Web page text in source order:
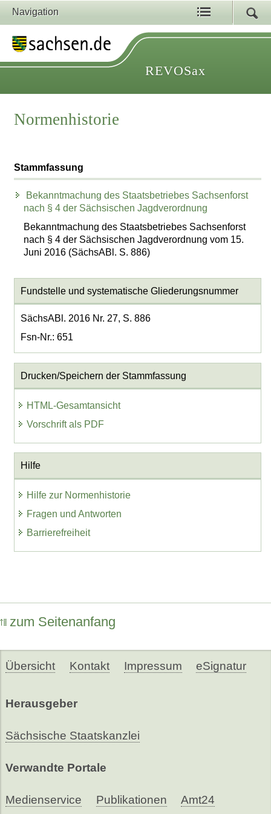
Navigation
REVOSax
Normenhistorie
Stammfassung
Bekanntmachung des Staatsbetriebes Sachsenforst
nach § 4 der Sächsischen Jagdverordnung
Bekanntmachung des Staatsbetriebes Sachsenforst
nach § 4 der Sächsischen Jagdverordnung vom 15.
Juni 2016 (SächsABl. S. 886)
Fundstelle und systematische Gliederungsnummer
SächsABl. 2016 Nr. 27, S. 886
Fsn-Nr.: 651
Drucken/Speichern der Stammfassung
HTML-Gesamtansicht
Vorschrift als PDF
Hilfe
Hilfe zur Normenhistorie
Fragen und Antworten
Barrierefreiheit
zum Seitenanfang
Übersicht Kontakt Impressum eSignatur
Herausgeber
Sächsische Staatskanzlei
Verwandte Portale
Medienservice Publikationen Amt24